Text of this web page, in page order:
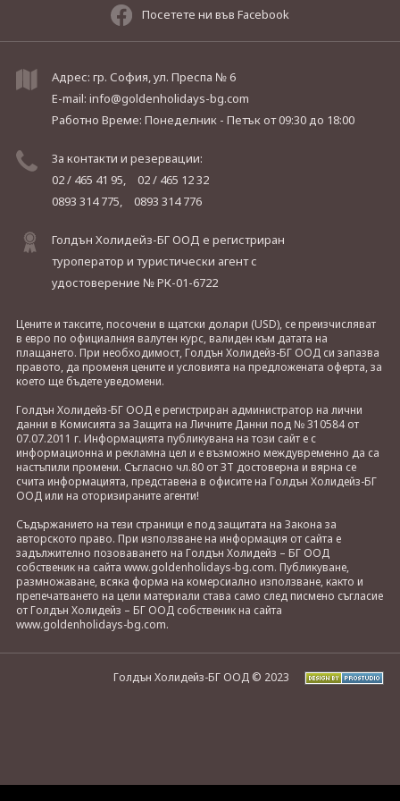
Посетете ни във Facebook
Адрес: гр. София, ул. Преспа № 6
E-mail: info@goldenholidays-bg.com
Работно Време: Понеделник - Петъкот 09:30 до 18:00
За контакти и резервации:
02 / 465 41 95,
02 / 465 12 32
0893 314 775,
0893 314 776
Голдън Холидейз-БГ ООД е регистриран
туроператор и туристически агент с
удостоверение № РК-01-6722
Цените и таксите, посочени в щатски долари (USD), се преизчисляват
в евро по официалния валутен курс, валиден към датата на
плащането. При необходимост, Голдън Холидейз-БГ ООД си запазва
правото, да променя цените и условията на предложената оферта, за
което ще бъдете уведомени.
Голдън Холидейз-БГ ООД е регистриран администратор на лични
данни в Комисията за Защита на Личните Данни под № 310584 от
07.07.2011 г. Информацията публикувана на този сайт е с
информационна и рекламна цел и е възможно междувременно да са
настъпили промени. Съгласно чл.80 от ЗТ достоверна и вярна се
счита информацията, представена в офисите на Голдън Холидейз-БГ
ООД или на оторизираните агенти!
Съдържанието на тези страници е под защитата на Закона за
авторското право. При използване на информация от сайта е
задължително позоваването на Голдън Холидейз – БГ ООД
собственик на сайта www.goldenholidays-bg.com. Публикуване,
размножаване, всяка форма на комерсиално използване, както и
препечатването на цели материали става само след писмено съгласие
от Голдън Холидейз – БГ ООД собственик на сайта
www.goldenholidays-bg.com.
Голдън Холидейз-БГ ООД © 2023